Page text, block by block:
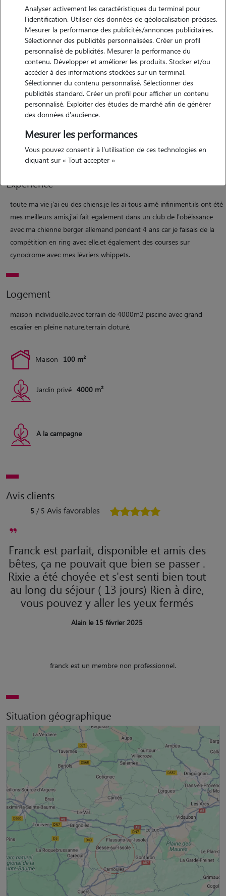
Motivation
j'ai perdu ma chienne dogue argentin suite à une longue maladie,elle
a laissé un grand vide,la compagnie d'animaux me manque ,j'ai
toujours eu des chiens depuis l'age de 20 ans,j'ai eu des levriers,un
berger allemand un berger belge et puis ma dogue argentine
Expérience
toute ma vie j'ai eu des chiens,je les ai tous aimé infiniment,ils ont été
mes meilleurs amis,j'ai fait egalement dans un club de l'obéissance
avec ma chienne berger allemand pendant 4 ans car je faisais de la
compétition en ring avec elle,et également des courses sur
cynodrome avec mes lévriers whippets.
Logement
maison individuelle,avec terrain de 4000m2 piscine avec grand
escalier en pleine nature,terrain cloturé,
Maison 100 m²
Jardin privé 4000 m²
A la campagne
Avis clients
5 / 5 Avis favorables
Franck est parfait, disponible et amis des
bêtes, ça ne pouvait que bien se passer .
Rixie a été choyée et s'est senti bien tout
au long du séjour ( 13 jours) Rien à dire,
vous pouvez y aller les yeux fermés
Alain le 15 février 2025
franck est un membre non professionnel.
Situation géographique
Analyser activement les caractéristiques du terminal pour
l'identification. Utiliser des données de géolocalisation précises.
Mesurer la performance des publicités/annonces publicitaires.
Sélectionner des publicités personnalisées. Créer un profil
personnalisé de publicités. Mesurer la performance du
contenu. Développer et améliorer les produits. Stocker et/ou
accéder à des informations stockées sur un terminal.
Sélectionner du contenu personnalisé. Sélectionner des
publicités standard. Créer un profil pour afficher un contenu
personnalisé. Exploiter des études de marché afin de générer
des données d'audience.
Mesurer les performances
Vous pouvez consentir à l'utilisation de ces technologies en
cliquant sur « Tout accepter »